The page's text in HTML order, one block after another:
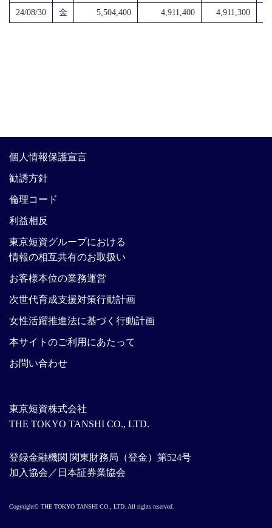
24/08/30 金 5,504,400 4,911,400 4,911,300
東京短資株式会社
THE TOKYO TANSHI CO., LTD.
登録金融機関 関東財務局（登金）第524号
加入協会／日本証券業協会
個人情報保護宣言
勧誘方針
倫理コード
利益相反
東京短資グループにおける
情報の相互共有のお取扱い
お客様本位の業務運営
次世代育成支援対策行動計画
女性活躍推進法に基づく行動計画
本サイトのご利用にあたって
お問い合わせ
Copyright© THE TOKYO TANSHI CO., LTD. All rights reserved.